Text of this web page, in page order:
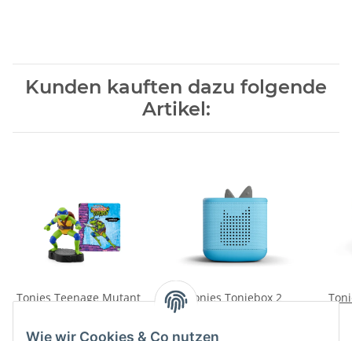
Wie wir Cookies & Co nutzen
Kunden kauften dazu folgende
Artikel:
Tonies Teenage Mutant
Abenteuer der Teenage
16,99 € *
Tonies Toniebox 2
Starter Set himmelblau
119,99 €